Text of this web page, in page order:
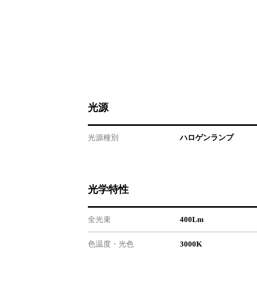
光源
光源種別 ハロゲンランプ
光学特性
全光束 400Lm
色温度・光色 3000K